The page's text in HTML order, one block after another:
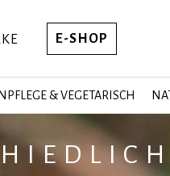
E-SHOP
& VEGETARISCH